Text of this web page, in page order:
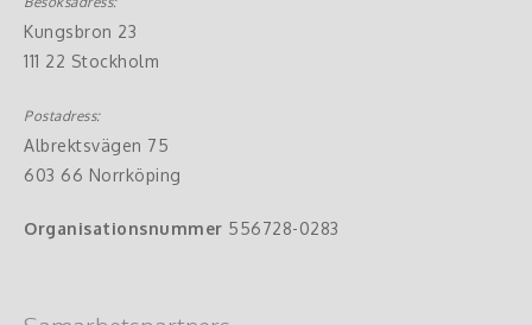
Kungsbron 23
111 22 Stockholm
Postadress:
Albrektsvägen 75
603 66 Norrköping
Organisationsnummer 556728-0283